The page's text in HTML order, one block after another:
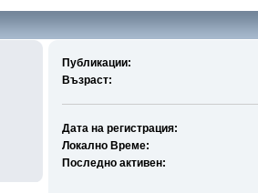
Публикации:
Възраст:
Дата на регистрация:
Локално Време:
Последно активен: